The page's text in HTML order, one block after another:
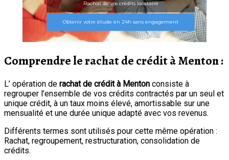
Obtenir votre étude en 24h sans engagement
Rachat de vos crédits locataire
Comprendre le rachat de crédit à Menton :
L’ opération de rachat de crédit à Menton consiste à
regrouper l’ensemble de vos crédits contractés par un seul et
unique crédit, à un taux moins élevé, amortissable sur une
mensualité et une durée unique adapté avec vos revenus.
Différents termes sont utilisés pour cette même opération :
Rachat, regroupement, restructuration, consolidation de
crédits.